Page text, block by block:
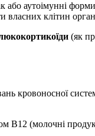
аутоімунні
власних клітин
(як
кровоносної
B12 (молочні